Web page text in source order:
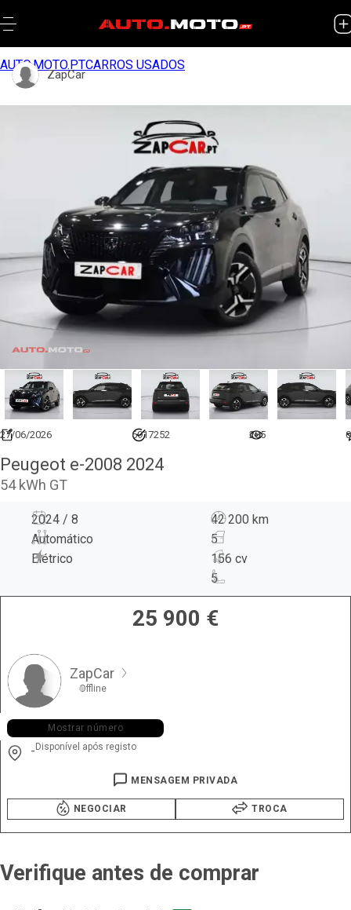
AUTO.MOTO.PTCARROS USADOS
27/06/2026 6917252 285 0
Peugeot e-2008 2024
54 kWh GT
2024 / 8
42 200 km
Automático
5
Elétrico
156 cv
5
25 900 €
ZapCar
Offline
+351 925 ••• •30
Mostrar número
Disponível após registo
-
MENSAGEM PRIVADA
NEGOCIAR TROCA
Verifique antes de comprar
ZapCar